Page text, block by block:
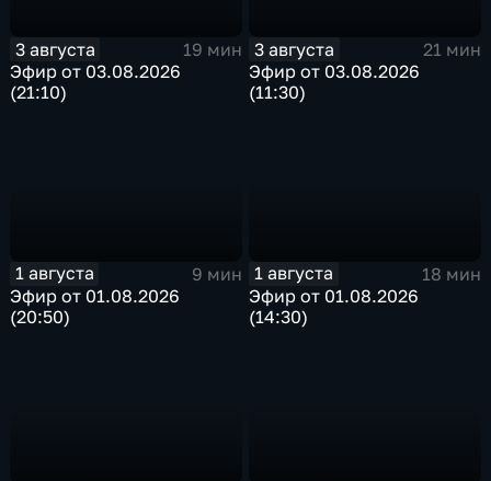
3 августа
19 мин
Эфир от 03.08.2026
(21:10)
3 августа
21 мин
Эфир от 03.08.2026
(11:30)
1 августа
9 мин
Эфир от 01.08.2026
(20:50)
1 августа
18 мин
Эфир от 01.08.2026
(14:30)